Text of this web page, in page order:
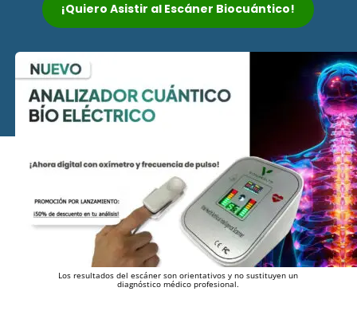
¡Quiero Asistir al Escáner Biocuántico!
Los resultados del escáner son orientativos y no sustituyen un
diagnóstico médico profesional.